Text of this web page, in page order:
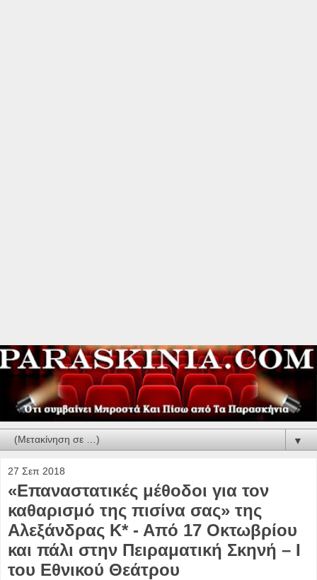
▼
27 Σεπ 2018
«Επαναστατικές μέθοδοι για τον
καθαρισμό της πισίνα σας» της
Αλεξάνδρας Κ* - Από 17 Οκτωβρίου
και πάλι στην Πειραματική Σκηνή – Ι
του Εθνικού Θεάτρου